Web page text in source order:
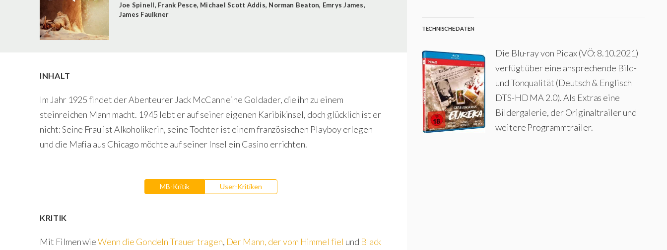
Joe Spinell, Frank Pesce, Michael Scott Addis, Norman Beaton, Emrys James,
James Faulkner
INHALT
Im Jahr 1925 findet der Abenteurer Jack McCann eine Goldader, die ihn zu einem
steinreichen Mann macht. 1945 lebt er auf seiner eigenen Karibikinsel, doch glücklich ist er
nicht: Seine Frau ist Alkoholikerin, seine Tochter ist einem französischen Playboy erlegen
und die Mafia aus Chicago möchte auf seiner Insel ein Casino errichten.
MB-Kritik User-Kritiken
KRITIK
Mit Filmen wieWenn die Gondeln Trauer tragen, Der Mann, der vom Himmel fiel und Black
TECHNISCHE DATEN
Die Blu-ray von Pidax (VÖ: 8.10.2021)
verfügt über eine ansprechende Bild-
und Tonqualität (Deutsch & Englisch
DTS-HD MA 2.0). Als Extras eine
Bildergalerie, der Originaltrailer und
weitere Programmtrailer.